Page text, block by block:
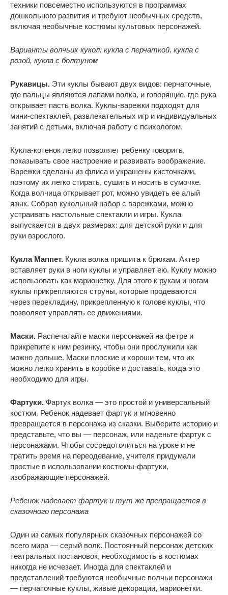
техники повсеместно используются в программах
дошкольного развития и требуют необычных средств,
включая необычные костюмы культовых персонажей.
Варианты волчьих кукол: кукла с перчаткой, кукла с
розой, кукла с болтуном
Рукавицы. Эти куклы бывают двух видов: перчаточные,
где пальцы являются лапами волка, и говорящие, где рука
открывает пасть волка. Куклы-варежки подходят для
мини-спектаклей, развлекательных игр и индивидуальных
занятий с детьми, включая работу с психологом.
Кукла-котенок легко позволяет ребенку говорить,
показывать свое настроение и развивать воображение.
Варежки сделаны из флиса и украшены кисточками,
поэтому их легко стирать, сушить и носить в сумочке.
Когда волчица открывает рот, можно увидеть ее алый
язык. Собрав кукольный набор с варежками, можно
устраивать настольные спектакли и игры. Кукла
выпускается в двух размерах: для детской руки и для
руки взрослого.
Кукла Маппет. Кукла волка пришита к брюкам. Актер
вставляет руки в ноги куклы и управляет ею. Куклу можно
использовать как марионетку. Для этого к рукам и ногам
куклы прикрепляются струны, которые продеваются
через перекладину, прикрепленную к голове куклы, что
позволяет управлять ее движениями.
Маски. Распечатайте маски персонажей на фетре и
прикрепите к ним резинку, чтобы они прослужили как
можно дольше. Маски плоские и хороши тем, что их
можно легко хранить в коробке и доставать, когда это
необходимо для игры.
Фартуки. Фартук волка — это простой и универсальный
костюм. Ребенок надевает фартук и мгновенно
превращается в персонажа из сказки. Выберите историю и
представьте, что вы — персонаж, или наденьте фартук с
персонажами. Чтобы сосредоточиться на уроке и не
тратить время на переодевание, учителя придумали
простые в использовании костюмы-фартуки,
изображающие персонажей.
Ребенок надевает фартук и тут же превращается в
сказочного персонажа
Один из самых популярных сказочных персонажей со
всего мира — серый волк. Постоянный персонаж детских
театральных постановок, необходимость в костюмах
никогда не исчезает. Иногда для спектаклей и
представлений требуются необычные волчьи персонажи
— перчаточные куклы, живые декорации, марионетки.